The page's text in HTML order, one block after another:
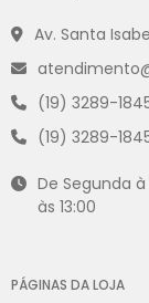
Av. Santa
(19) 3289-
(19) 3289-
De Segunda
às 13:00
PÁGINAS DA LOJA